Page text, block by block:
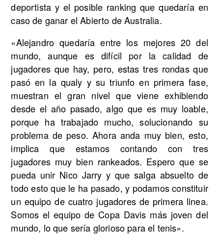
deportista y el posible ranking que quedaría en
caso de ganar el Abierto de Australia.
«Alejandro quedaría entre los mejores 20 del
mundo, aunque es difícil por la calidad de
jugadores que hay, pero, estas tres rondas que
pasó en la qualy y su triunfo en primera fase,
muestran el gran nivel que viene exhibiendo
desde el año pasado, algo que es muy loable,
porque ha trabajado mucho, solucionando su
problema de peso. Ahora anda muy bien, esto,
implica que estamos contando con tres
jugadores muy bien rankeados. Espero que se
pueda unir Nico Jarry y que salga absuelto de
todo esto que le ha pasado, y podamos constituir
un equipo de cuatro jugadores de primera linea.
Somos el equipo de Copa Davis más joven del
mundo, lo que sería glorioso para el tenis».